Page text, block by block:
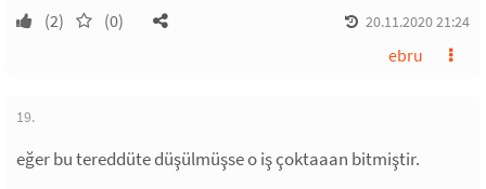
(2) (0) 20.11.2020 21:24
ebru
19.
eğer bu tereddüte düşülmüşse o iş çoktaaan bitmiştir.